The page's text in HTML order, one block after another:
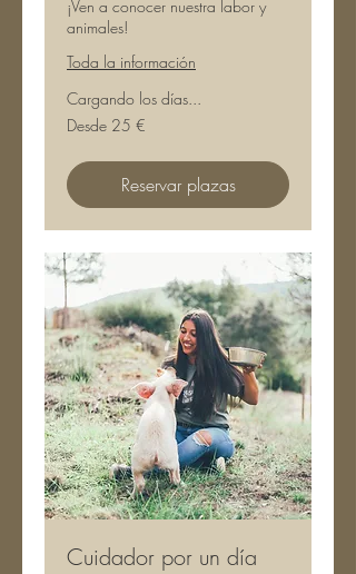
¡Ven a conocer nuestra labor y
animales!
Toda la información
Cargando los días...
Desde
25
Desde 25 €
Reservar plazas
Cuidador por un día